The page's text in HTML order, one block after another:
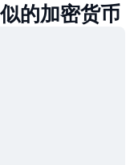
的加密货币